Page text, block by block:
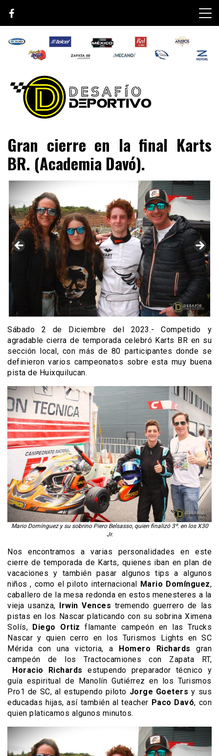
content
Desafío Deportivo
Gran cierre en la final Karts
BR. (Academia Davó).
Sábado 2 de Diciembre del 2023.- Competido y
agradable cierra de temporada celebró Karts BR en su
sección local, con más de 80 participantes donde se
definieron varios campeonatos sobre esta muy buena
pista de Huixquilucan.
Mario Domínguez y su sobrino Piero Belsasso, quien finalizó 3º. en los X30
Jr.
Nos encontramos a varias personalidades en este
cierre de temporada de Karts, quienes iban en plan de
vacaciones y también pasar algunos tips a algunos
niños , como el piloto internacional
Mario Domínguez,
caballero de la mesa redonda en estos menesteres a la
vieja usanza,
Irwin Vences tremendo guerrero de las
pistas en los Nascar platicando con su sobrina Ximena
Solís,
Diego Ortiz flamante campeón en las Trucks
Nascar y quien cerro en los Turismos Lights en SC
Mérida con una victoria, a
Homero Richards gran
campeón de los Tractocamiones con Zapata RT,
Horacio Richards estupendo preparador técnico y
guía espiritual de Manolín Gutiérrez en los Turismos
Pro1 de SC, al estupendo piloto Jorge Goeters y sus
educadas hijas, así también al teacher Paco Davó, con
quien platicamos algunos minutos.